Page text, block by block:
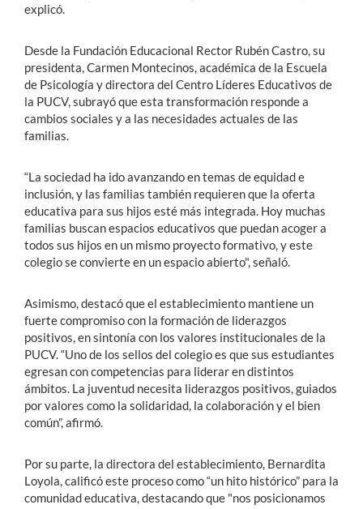
explicó.
Desde la Fundación Educacional Rector Rubén Castro, su
presidenta, Carmen Montecinos, académica de la Escuela
de Psicología y directora del Centro Líderes Educativos de
la PUCV, subrayó que esta transformación responde a
cambios sociales y a las necesidades actuales de las
familias.
“La sociedad ha ido avanzando en temas de equidad e
inclusión, y las familias también requieren que la oferta
educativa para sus hijos esté más integrada. Hoy muchas
familias buscan espacios educativos que puedan acoger a
todos sus hijos en un mismo proyecto formativo, y este
colegio se convierte en un espacio abierto", señaló.
Asimismo, destacó que el establecimiento mantiene un
fuerte compromiso con la formación de liderazgos
positivos, en sintonía con los valores institucionales de la
PUCV. “Uno de los sellos del colegio es que sus estudiantes
egresan con competencias para liderar en distintos
ámbitos. La juventud necesita liderazgos positivos, guiados
por valores como la solidaridad, la colaboración y el bien
común”, afirmó.
Por su parte, la directora del establecimiento, Bernardita
Loyola, calificó este proceso como “un hito histórico” para la
comunidad educativa, destacando que "nos posicionamos